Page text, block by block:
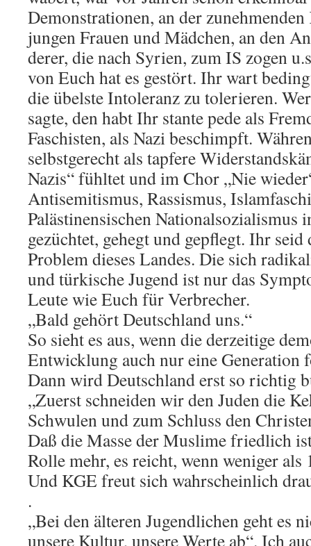
Demonstrationen, an der
jungen Frauen und Mädchen, an den
derer, die nach Syrien, zum IS zogen
von Euch hat es gestört. Ihr wart
die übelste Intoleranz zu tolerieren.
sagte, den habt Ihr stante pede als
Faschisten, als Nazi beschimpft.
selbstgerecht als tapfere
Nazis“ fühltet und im Chor „Nie
Antisemitismus, Rassismus,
Palästinensischen Nationalsozialismus
gezüchtet, gehegt und gepflegt. Ihr seid
Problem dieses Landes. Die sich
und türkische Jugend ist nur das
Leute wie Euch für Verbrecher.
„Bald gehört Deutschland uns.“
So sieht es aus, wenn die derzeitige
Entwicklung auch nur eine Generation
Dann wird Deutschland erst so richtig
„Zuerst schneiden wir den Juden die
Schwulen und zum Schluss den
Daß die Masse der Muslime friedlich
Rolle mehr, es reicht, wenn weniger
Und KGE freut sich wahrscheinlich
.
„Bei den älteren Jugendlichen geht es
unsere Kultur, unsere Werte ab“. Ich